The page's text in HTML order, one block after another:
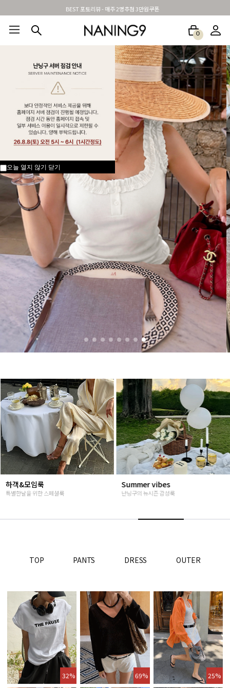
BEST 포토리뷰 - 매주 2명추첨 3만원쿠폰
0
썸머여행룩 아울렛 하객&모임룩
Summer vibes
난닝구의 뉴시즌 감성룩
베스트재진행
고객님들이 인정해주신 Steady seller
TOP PANTS DRESS OUTER
32% 69% 25%
오늘 열지 않기 닫기